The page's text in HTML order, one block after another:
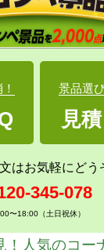
景品選
見
はお気軽にどう
345-078
〜18:00（土日祝休）
！人気のコー